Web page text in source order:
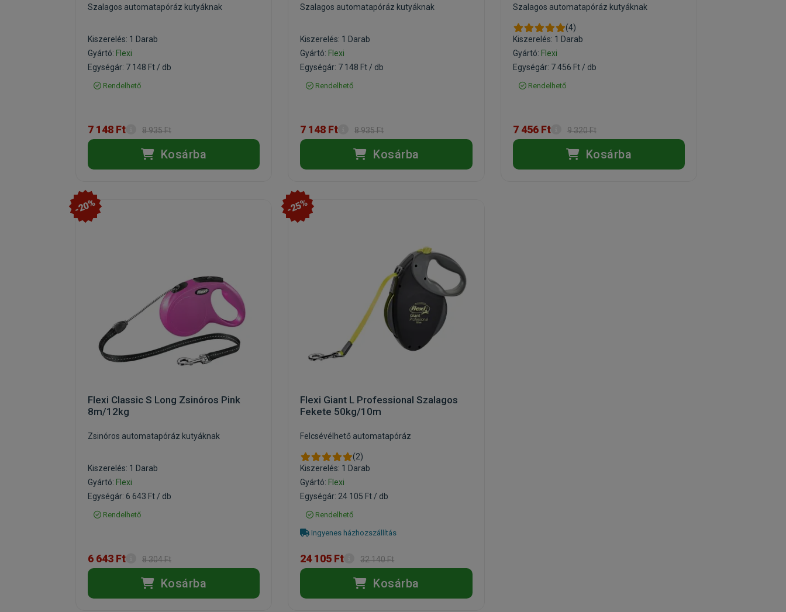
Szalagos automatapóráz kutyáknak
Kiszerelés: 1 Darab
Gyártó: Flexi
Egységár: 7 148 Ft / db
Rendelhető
7 148 Ft 8 935 Ft
Kosárba
Szalagos automatapóráz kutyáknak
Kiszerelés: 1 Darab
Gyártó: Flexi
Egységár: 7 148 Ft / db
Rendelhető
7 148 Ft 8 935 Ft
Kosárba
Szalagos automatapóráz kutyáknak
(4)
Kiszerelés: 1 Darab
Gyártó: Flexi
Egységár: 7 456 Ft / db
Rendelhető
7 456 Ft 9 320 Ft
Kosárba
-20%
Flexi Classic S Long Zsinóros Pink
8m/12kg
Zsinóros automatapóráz kutyáknak
Kiszerelés: 1 Darab
Gyártó: Flexi
Egységár: 6 643 Ft / db
Rendelhető
6 643 Ft 8 304 Ft
Kosárba
-25%
Flexi Giant L Professional Szalagos
Fekete 50kg/10m
Felcsévélhető automatapóráz
(2)
Kiszerelés: 1 Darab
Gyártó: Flexi
Egységár: 24 105 Ft / db
Rendelhető
Ingyenes házhozszállítás
24 105 Ft 32 140 Ft
Kosárba